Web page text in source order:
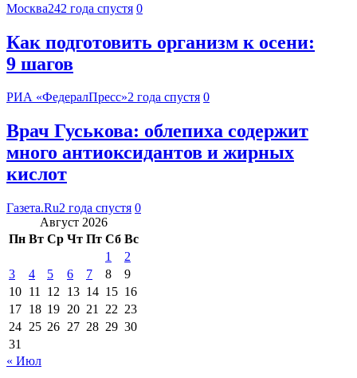
Москва242 года спустя 0
Как подготовить организм к осени:
9 шагов
РИА «ФедералПресс»2 года спустя 0
Врач Гуськова: облепиха содержит
много антиоксидантов и жирных
кислот
Газета.Ru2 года спустя 0
Август 2026
Пн Вт Ср Чт Пт Сб Вс
1
2
3
4 5 6 7 8
9
10 11 12 13 14 15 16
17 18 19 20 21 22 23
24 25 26 27 28 29 30
31
« Июл